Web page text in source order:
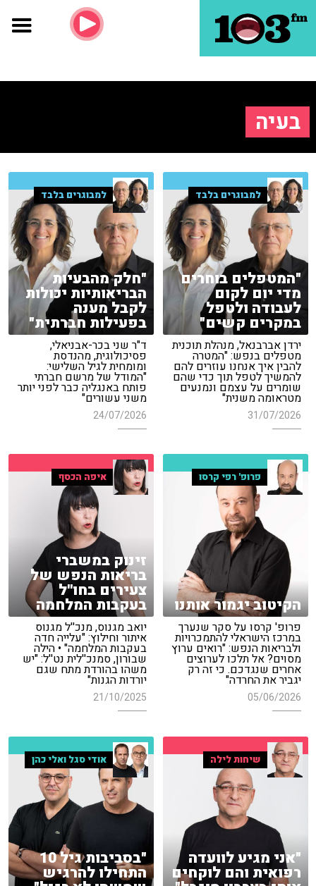
בעיה
למבוגרים בלבד
"המטפלים בוחרים
מדי יום לקום
לעבודה ולטפל
במקרים קשים"
ירדן אברבנאל, מנהלת תוכנית
מטפלים בנפש: "המטרה
להבין איך אנחנו עוזרים להם
להמשיך לטפל תוך כדי שהם
שומרים על עצמם ונמנעים
מטראומה משנית"
31/07/2026
למבוגרים בלבד
"חלק מהבעיות
הבריאותיות יכולות
לקבל מענה
בפעילות חברתית"
ד"ר שני בכר-אבניאלי,
פסיכולוגית, מהנדסת
ומומחית לגיל השלישי:
"המודל של מרשם חברתי
פותח באנגליה כבר לפני יותר
משני עשורים"
24/07/2026
פרופ' רפי קרסו
הקיטוב יגמור אותנו
פרופ' קרסו על סקר שנערך
במרכז הישראלי להתמכרויות
ולבריאות הנפש: "רואים ערוץ
מסוים? אל תלכו לערוצים
אחרים שנגדכם. כי זה רק
יגביר את החרדה"
05/06/2026
איפה הכסף
זינוק במשברי
בריאות הנפש של
צעירים בחו''ל
בעקבות המלחמה
יואב מגנוס, מנכ''ל מגנוס
איתור וחילוץ: "עלייה חדה
בעקבות המלחמה" • הילה
שבורון, סמנכ''לית נט''ל: "יש
משהו בהורדת מתח שגם
יורדות הגנות"
21/10/2025
שיחות לילה
"אני מגיע לוועדה
רפואית והם לוקחים
אודי סגל ואלי כהן
"בסביבות גיל 10
התחילו להרגיש